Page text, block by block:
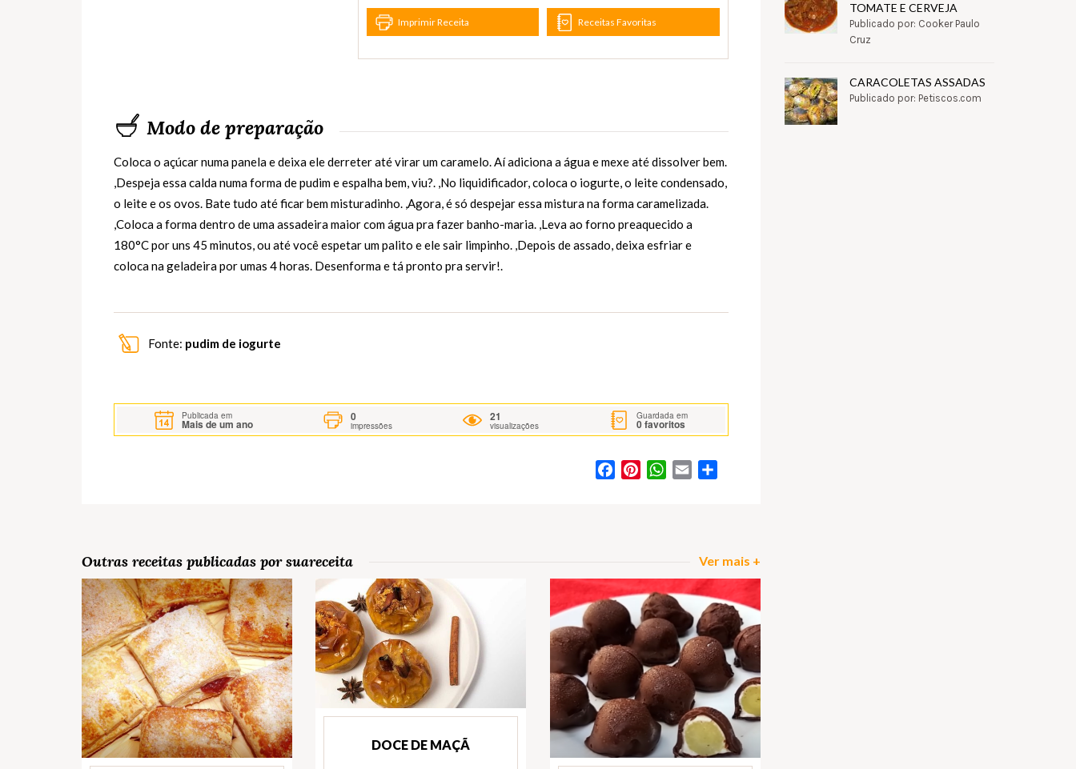
Imprimir Receita Receitas Favoritas
Modo de preparação
Coloca o açúcar numa panela e deixa ele derreter até virar um caramelo. Aí adiciona a água e mexe até dissolver bem.
,Despeja essa calda numa forma de pudim e espalha bem, viu?. ,No liquidificador, coloca o iogurte, o leite condensado,
o leite e os ovos. Bate tudo até ficar bem misturadinho. ,Agora, é só despejar essa mistura na forma caramelizada.
,Coloca a forma dentro de uma assadeira maior com água pra fazer banho-maria. ,Leva ao forno preaquecido a
180°C por uns 45 minutos, ou até você espetar um palito e ele sair limpinho. ,Depois de assado, deixa esfriar e
coloca na geladeira por umas 4 horas. Desenforma e tá pronto pra servir!.
Fonte: pudim de iogurte
Publicada em
Mais de um ano
0
impressões
21
visualizações
Guardada em
0favoritos
FacebookPinterestWhatsApp
Email
Outras receitas publicadas por suareceita Ver mais +
DOCE DE MAÇÃ
TOMATE E CERVEJA
Publicado por: Cooker Paulo
Cruz
CARACOLETAS ASSADAS
Publicado por: Petiscos.com